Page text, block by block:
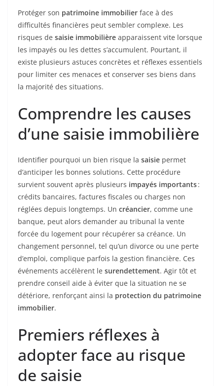
Protéger son patrimoine immobilier face à des
difficultés financières peut sembler complexe. Les
risques de saisie immobilière apparaissent vite lorsque
les impayés ou les dettes s’accumulent. Pourtant, il
existe plusieurs astuces concrètes et réflexes essentiels
pour limiter ces menaces et conserver ses biens dans
la majorité des situations.
Comprendre les causes
d’une saisie immobilière
Identifier pourquoi un bien risque la saisie permet
d’anticiper les bonnes solutions. Cette procédure
survient souvent après plusieurs impayés importants:
crédits bancaires, factures fiscales ou charges non
réglées depuis longtemps. Un créancier, comme une
banque, peut alors demander au tribunal la vente
forcée du logement pour récupérer sa créance. Un
changement personnel, tel qu’un divorce ou une perte
d’emploi, complique parfois la gestion financière. Ces
événements accélèrent le surendettement. Agir tôt et
prendre conseil aide à éviter que la situation ne se
détériore, renforçant ainsi la protection du patrimoine
immobilier.
Premiers réflexes à
adopter face au risque
de saisie